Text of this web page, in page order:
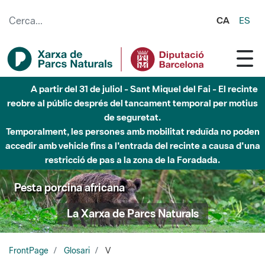
CA ES
A partir del 31 de juliol - Sant Miquel del Fai - El recinte
reobre al públic després del tancament temporal per motius
de seguretat.
Temporalment, les persones amb mobilitat reduïda no poden
accedir amb vehicle fins a l'entrada del recinte a causa d'una
restricció de pas a la zona de la Foradada.
Pesta porcina africana
La Xarxa de Parcs Naturals
FrontPage Glosari V